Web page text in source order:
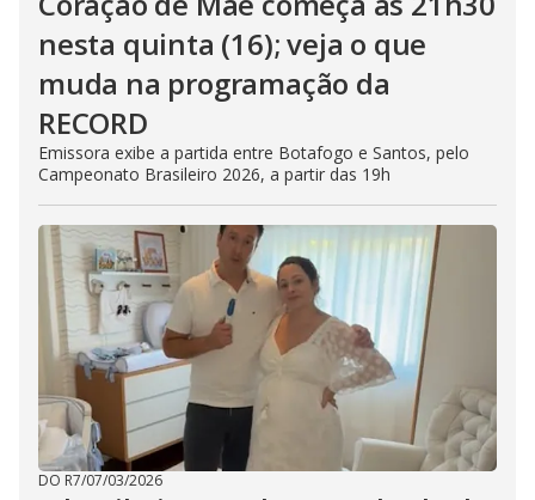
nesta quinta (16); veja o que
muda na programação da
RECORD
Emissora exibe a partida entre Botafogo e Santos, pelo
Campeonato Brasileiro 2026, a partir das 19h
DO R7/07/03/2026